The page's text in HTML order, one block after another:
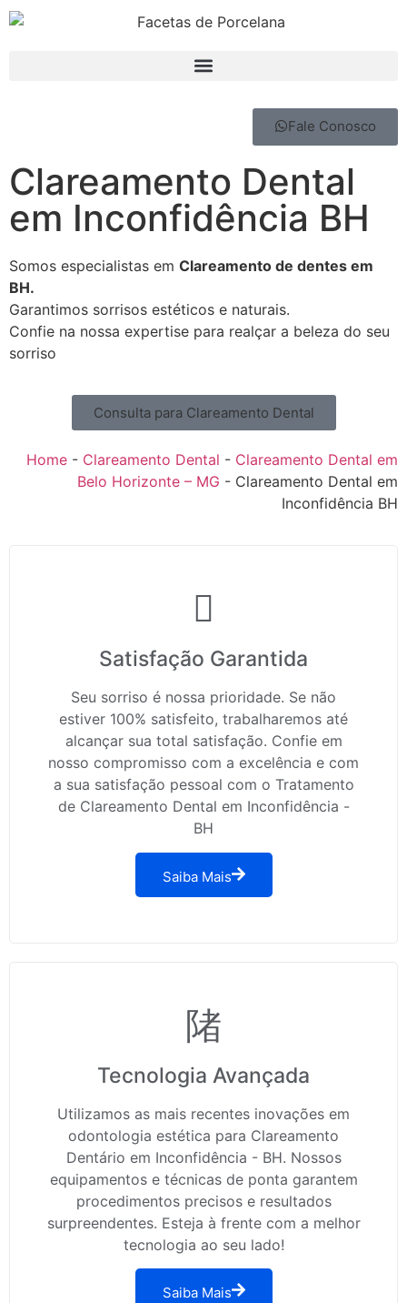
Fale Conosco
Clareamento Dental
em Inconfidência BH
Somos especialistas em Clareamento de dentes em
BH.
Garantimos sorrisos estéticos e naturais.
Confie na nossa expertise para realçar a beleza do seu
sorriso
Consulta para Clareamento Dental
Home - Clareamento Dental - Clareamento Dental em
Belo Horizonte – MG - Clareamento Dental em
Inconfidência BH
Satisfação Garantida
Seu sorriso é nossa prioridade. Se não
estiver 100% satisfeito, trabalharemos até
alcançar sua total satisfação. Confie em
nosso compromisso com a excelência e com
a sua satisfação pessoal com o Tratamento
de Clareamento Dental em Inconfidência -
BH
Saiba Mais
Tecnologia Avançada
Utilizamos as mais recentes inovações em
odontologia estética para Clareamento
Dentário em Inconfidência - BH. Nossos
equipamentos e técnicas de ponta garantem
procedimentos precisos e resultados
surpreendentes. Esteja à frente com a melhor
tecnologia ao seu lado!
Saiba Mais